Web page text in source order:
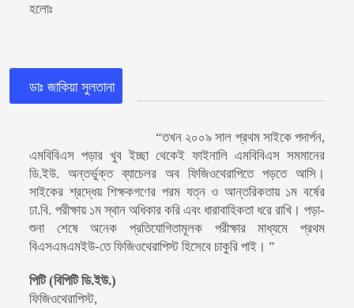
হলোঃ
ডাঃ জাকিয়া সুলতানা
“তখন ২০০৯ সাল প্রথম সাইকে পদার্পন,
এমবিবিএস পড়ার খুব ইচ্ছা থেকেই ফাইনালি এমবিবিএস সমমানের
ডি.ইউ. অন্তর্ভুক্ত ব্যাচেলর অব ফিজিওথেরাপিতে পড়তে আসি।
সাইকের শ্রদ্ধেয় শিক্ষকগণের পরম যত্ন ও আন্তরিকতায় ১ম বর্ষের
ঢা.বি. পরীক্ষায় ১ম স্থান অধিকার করি এবং ধারাবাহিকতা ধরে রাখি। পড়া-
শুনা শেষে অনেক প্রতিযোগিতামূলক পরীক্ষার মাধ্যমে প্রথম
বিএসএমএমইউ-তে ফিজিওথেরাপিস্ট হিসেবে চাকুরি পাই। ”
পিটি (বিপিটি ডি.ইউ.)
ফিজিওথেরাপিস্ট,